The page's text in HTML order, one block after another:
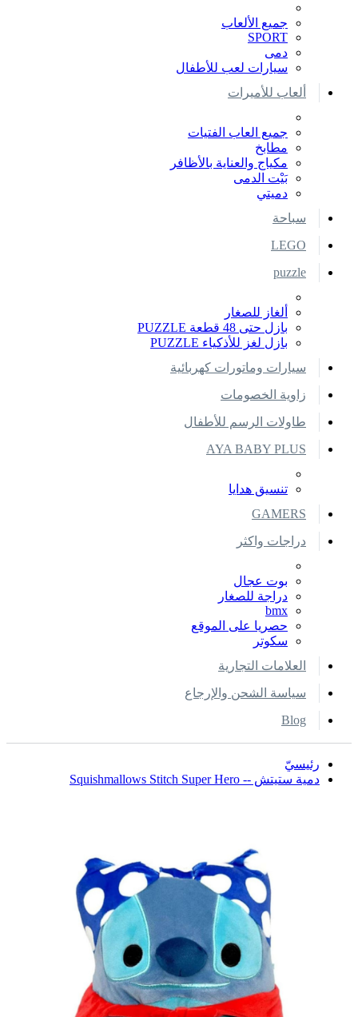
جميع الألعاب
SPORT
دمى
سيارات لعب للأطفال
ألعاب للأميرات
جميع العاب الفتيات
مطابخ
مكياج والعناية بالأظافر
بَيْت الدمى
دميتي
سباحة
LEGO
puzzle
ألغاز للصغار
بازل حتى 48 قطعة PUZZLE
بازل لغز للأذكياء PUZZLE
سيارات وماتورات كهربائية
زاوية الخصومات
طاولات الرسم للأطفال
AYA BABY PLUS
تنسيق هدايا
GAMERS
دراجات واكثر
بوت عجال
دراجة للصغار
bmx
حصريا على الموقع
سكوتر
العلامات التجارية
سياسة الشحن والإرجاع
Blog
رئيسيّ
دمية ستيتش -- Squishmallows Stitch Super Hero